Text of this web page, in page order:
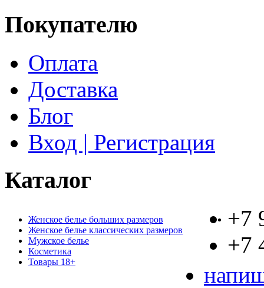
Покупателю
Оплата
Доставка
Блог
Вход | Регистрация
Каталог
Женское белье больших размеров
Женское белье классических размеров
Мужское белье
Косметика
Товары 18+
+7
+7